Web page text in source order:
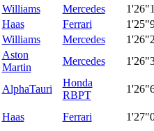
Williams Mercedes
Haas Ferrari
Williams Mercedes
Aston
Martin
Mercedes
AlphaTauri
Honda
RBPT
Haas Ferrari